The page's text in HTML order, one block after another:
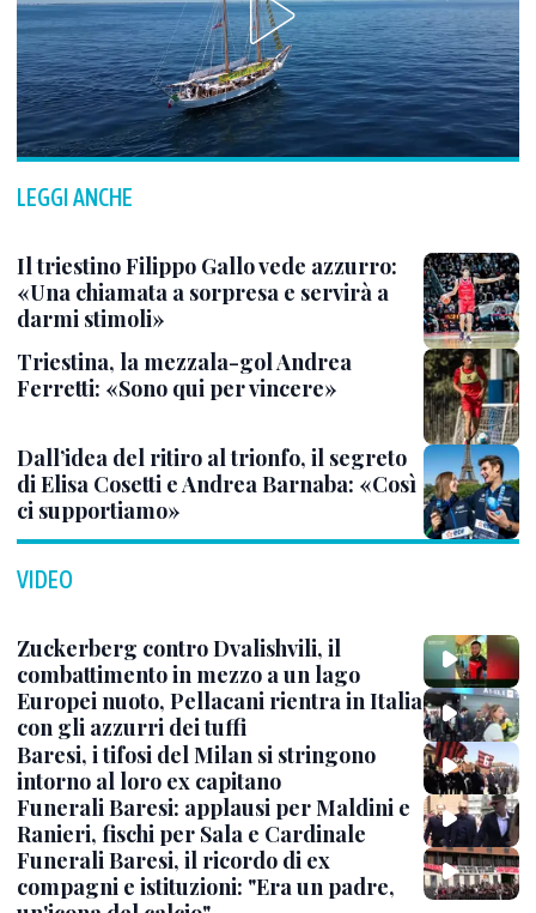
LEGGI ANCHE
Il triestino Filippo Gallo vede azzurro:
«Una chiamata a sorpresa e servirà a
darmi stimoli»
Triestina, la mezzala-gol Andrea
Ferretti: «Sono qui per vincere»
Dall’idea del ritiro al trionfo, il segreto
di Elisa Cosetti e Andrea Barnaba: «Così
ci supportiamo»
VIDEO
Zuckerberg contro Dvalishvili, il
combattimento in mezzo a un lago
Europei nuoto, Pellacani rientra in Italia
con gli azzurri dei tuffi
Baresi, i tifosi del Milan si stringono
intorno al loro ex capitano
Funerali Baresi: applausi per Maldini e
Ranieri, fischi per Sala e Cardinale
Funerali Baresi, il ricordo di ex
compagni e istituzioni: "Era un padre,